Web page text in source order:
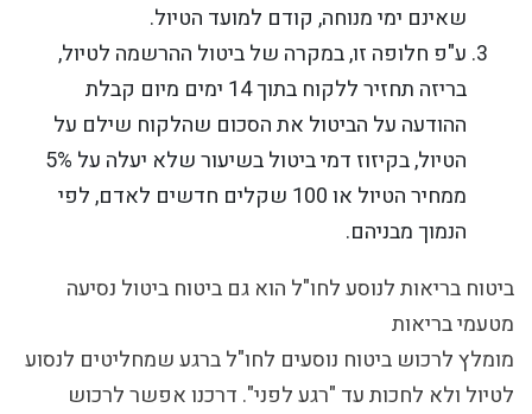
שאינם ימי מנוחה, קודם למועד הטיול.
ע"פ חלופה זו, במקרה של ביטול ההרשמה לטיול,
בריזה תחזיר ללקוח בתוך 14 ימים מיום קבלת
ההודעה על הביטול את הסכום שהלקוח שילם על
הטיול, בקיזוז דמי ביטול בשיעור שלא יעלה על 5%
ממחיר הטיול או 100 שקלים חדשים לאדם, לפי
הנמוך מבניהם.
ביטוח בריאות לנוסע לחו"ל הוא גם ביטוח ביטול נסיעה
מטעמי בריאות
מומלץ לרכוש ביטוח נוסעים לחו"ל ברגע שמחליטים לנסוע
לטיול ולא לחכות עד "רגע לפני". דרכנו אפשר לרכוש